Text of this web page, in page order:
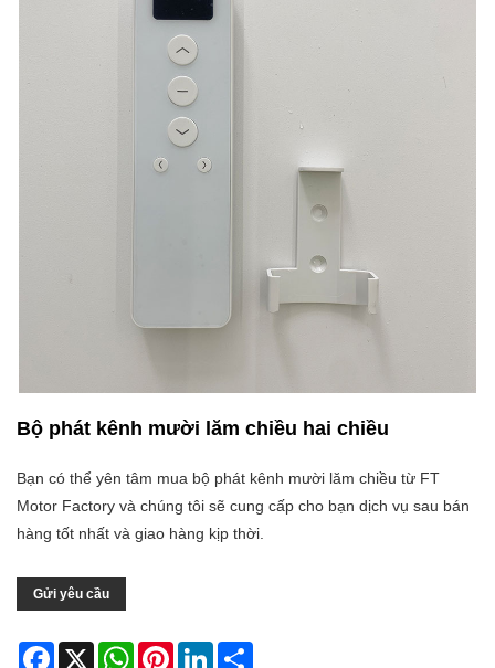
Bộ phát kênh mười lăm chiều hai chiều
Bạn có thể yên tâm mua bộ phát kênh mười lăm chiều từ FT
Motor Factory và chúng tôi sẽ cung cấp cho bạn dịch vụ sau bán
hàng tốt nhất và giao hàng kịp thời.
Gửi yêu cầu
Facebook
X WhatsAppPinterestLinkedIn